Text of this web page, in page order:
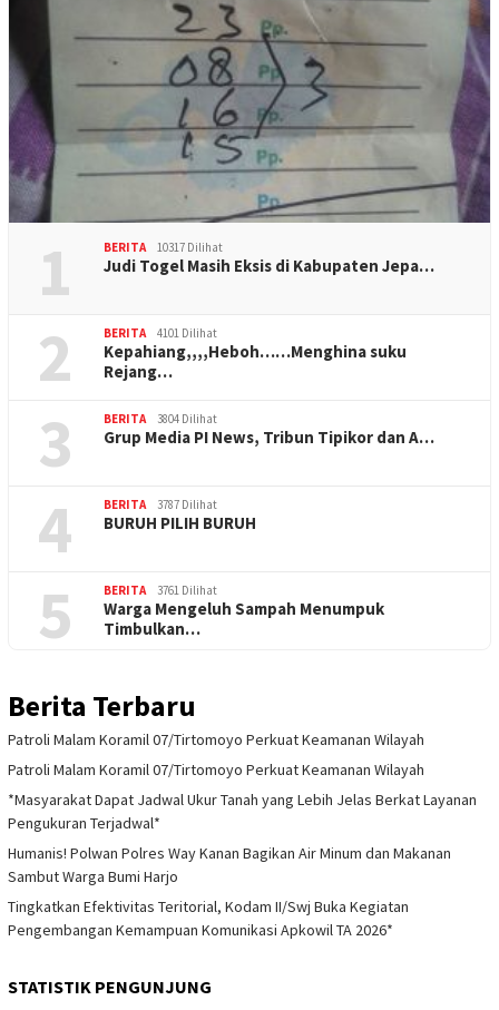
1 BERITA 10317 Dilihat
Judi Togel Masih Eksis di Kabupaten Jepa…
2 BERITA 4101 Dilihat
Kepahiang,,,,Heboh……Menghina suku
Rejang…
3 BERITA 3804 Dilihat
Grup Media PI News, Tribun Tipikor dan A…
4 BERITA 3787 Dilihat
BURUH PILIH BURUH
5 BERITA 3761 Dilihat
Warga Mengeluh Sampah Menumpuk
Timbulkan…
Berita Terbaru
Patroli Malam Koramil 07/Tirtomoyo Perkuat Keamanan Wilayah
Patroli Malam Koramil 07/Tirtomoyo Perkuat Keamanan Wilayah
*Masyarakat Dapat Jadwal Ukur Tanah yang Lebih Jelas Berkat Layanan
Pengukuran Terjadwal*
Humanis! Polwan Polres Way Kanan Bagikan Air Minum dan Makanan
Sambut Warga Bumi Harjo
Tingkatkan Efektivitas Teritorial, Kodam II/Swj Buka Kegiatan
Pengembangan Kemampuan Komunikasi Apkowil TA 2026*
STATISTIK PENGUNJUNG